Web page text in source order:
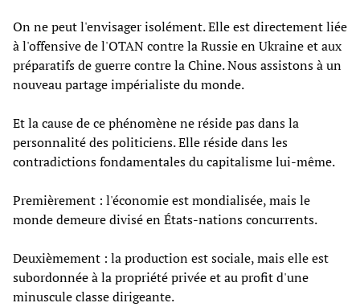
On ne peut l'envisager isolément. Elle est directement liée
à l'offensive de l'OTAN contre la Russie en Ukraine et aux
préparatifs de guerre contre la Chine. Nous assistons à un
nouveau partage impérialiste du monde.
Et la cause de ce phénomène ne réside pas dans la
personnalité des politiciens. Elle réside dans les
contradictions fondamentales du capitalisme lui-même.
Premièrement : l'économie est mondialisée, mais le
monde demeure divisé en États-nations concurrents.
Deuxièmement : la production est sociale, mais elle est
subordonnée à la propriété privée et au profit d'une
minuscule classe dirigeante.